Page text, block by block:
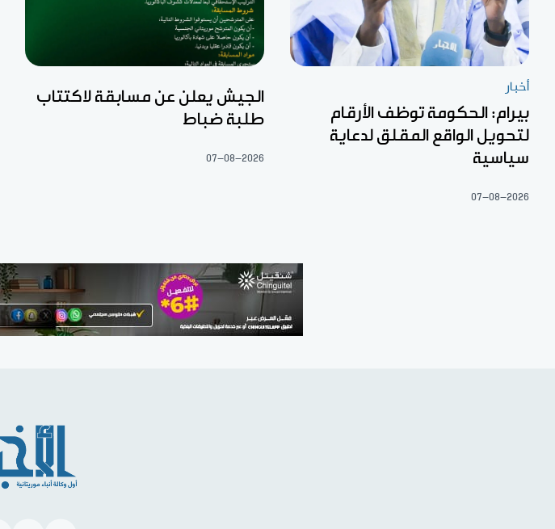
أخبار
بيرام: الحكومة توظف الأرقام
لتحويل الواقع المقلق لدعاية
سياسية
07-08-2026
الجيش يعلن عن مسابقة لاكتتاب
طلبة ضباط
07-08-2026